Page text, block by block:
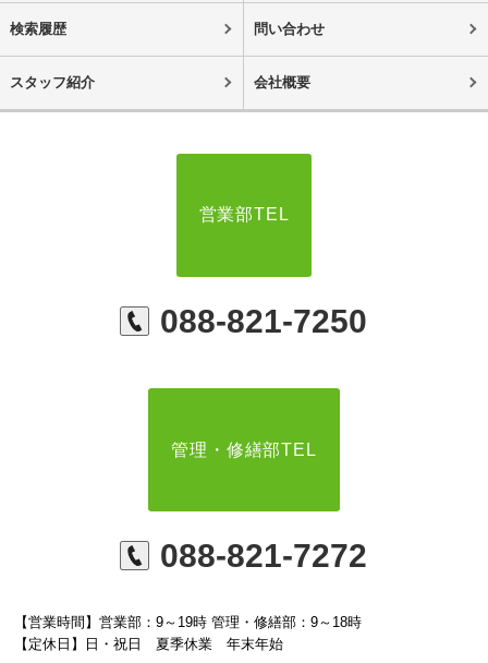
検索履歴 問い合わせ
スタッフ紹介 会社概要
営業部TEL
088-821-7250
管理・修繕部TEL
088-821-7272
【営業時間】営業部：9～19時 管理・修繕部：9～18時
【定休日】日・祝日 夏季休業 年末年始